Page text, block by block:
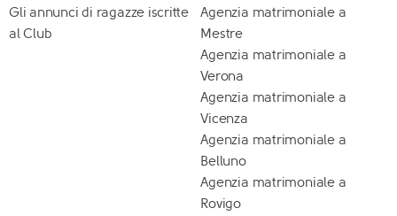
Gli annunci di ragazze iscritte
al Club
Agenzia matrimoniale a
Mestre
Agenzia matrimoniale a
Verona
Agenzia matrimoniale a
Vicenza
Agenzia matrimoniale a
Belluno
Agenzia matrimoniale a
Rovigo